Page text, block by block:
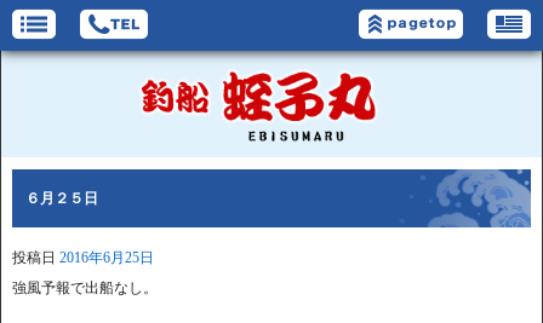
６月２５日
投稿日 2016年6月25日
強風予報で出船なし。